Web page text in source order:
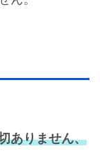
ありません、